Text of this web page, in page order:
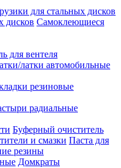
для стальных дисков
дисков Самоклеющиеся
для вентеля
латки автомобильные
резиновые
радиальные
Буферный очиститель
и смазки Паста для
резины
Домкраты